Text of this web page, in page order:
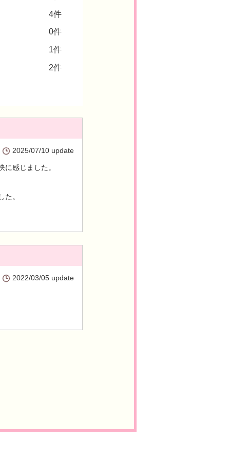
4件
0件
1件
2件
2025/07/10 update
感じました。
。
2022/03/05 update